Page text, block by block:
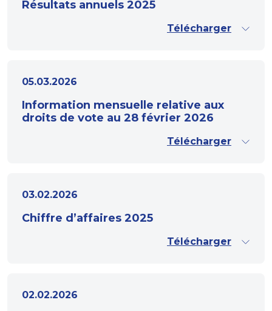
Résultats annuels 2025
Télécharger
05.03.2026
Information mensuelle relative aux
droits de vote au 28 février 2026
Télécharger
03.02.2026
Chiffre d’affaires 2025
Télécharger
02.02.2026